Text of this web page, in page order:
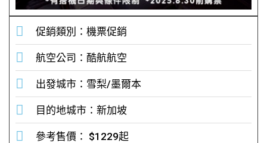
促銷類別：機票促銷
航空公司：酷航航空
出發城市：雪梨/墨爾本
目的地城市：新加坡
參考售價： $1229起